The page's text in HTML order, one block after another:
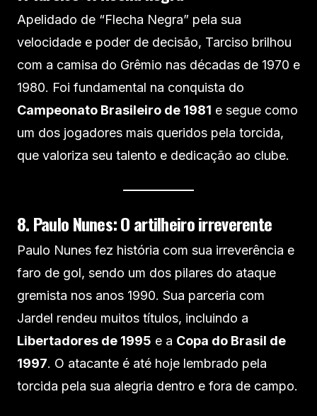
Apelidado de “Flecha Negra” pela sua
velocidade e poder de decisão, Tarciso brilhou
com a camisa do Grêmio nas décadas de 1970 e
1980. Foi fundamental na conquista do
Campeonato Brasileiro de 1981 e segue como
um dos jogadores mais queridos pela torcida,
que valoriza seu talento e dedicação ao clube.
8. Paulo Nunes: O artilheiro irreverente
Paulo Nunes fez história com sua irreverência e
faro de gol, sendo um dos pilares do ataque
gremista nos anos 1990. Sua parceria com
Jardel rendeu muitos títulos, incluindo a
Libertadores de 1995 e a Copa do Brasil de
1997. O atacante é até hoje lembrado pela
torcida pela sua alegria dentro e fora de campo.